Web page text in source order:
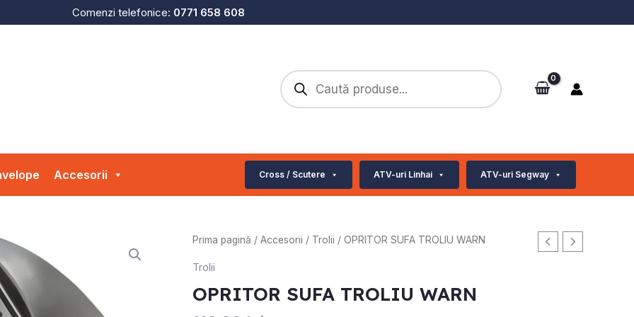
Comenzi telefonice: 0771 658 608
Products
search
Accesorii Cross / Scutere ATV-uri Linhai ATV-uri Segway
Prima pagină / Accesorii / Trolii / OPRITOR SUFA TROLIU WARN
Trolii
OPRITOR SUFA TROLIU WARN